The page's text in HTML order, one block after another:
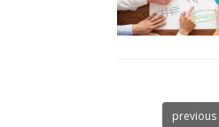
previous